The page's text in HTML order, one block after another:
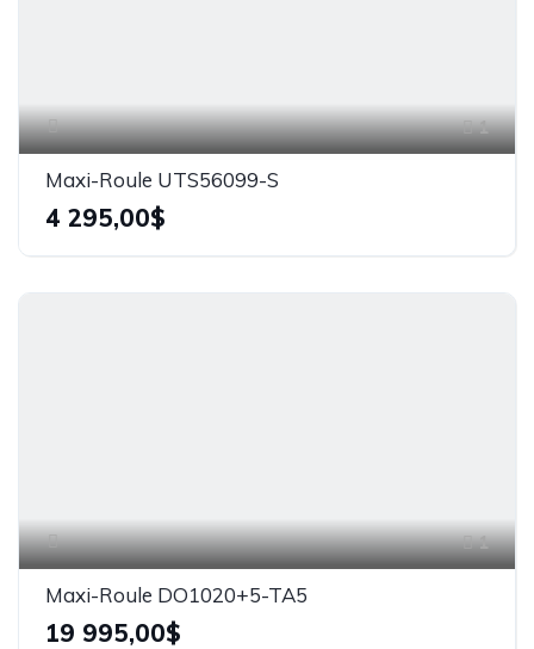
1
Maxi-Roule UTS56099-S
4 295,00$
1
Maxi-Roule DO1020+5-TA5
19 995,00$